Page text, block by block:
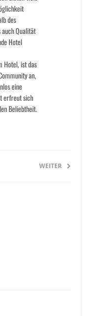
des
auch Qualität
Hotel
Hotel, ist das
an,
eine
erfreut sich
Beliebtheit.
WEITER